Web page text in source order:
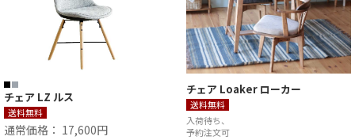
チェア LZ ルス
送料無料
通常価格： 17,600円
チェア Loaker ローカー
送料無料
入荷待ち、
予約注文可